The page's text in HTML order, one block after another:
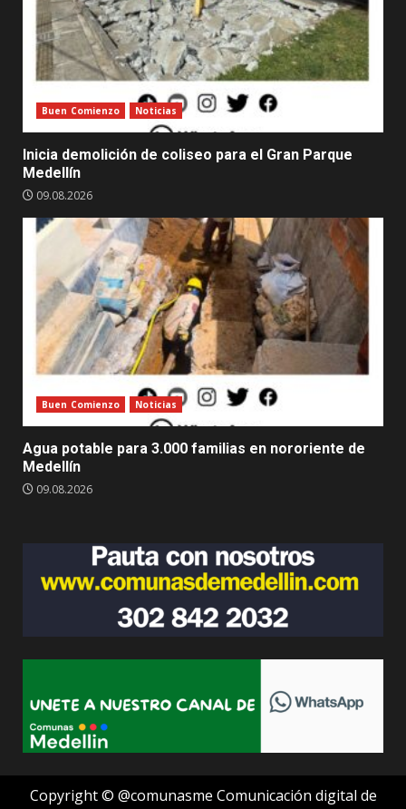
Buen Comienzo Noticias
Inicia demolición de coliseo para el Gran Parque
Medellín
09.08.2026
Buen Comienzo Noticias
Agua potable para 3.000 familias en nororiente de
Medellín
09.08.2026
Copyright © @comunasme Comunicación digital de